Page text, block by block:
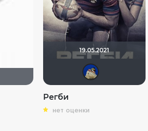
19.05.2021
Регби
нет оценки